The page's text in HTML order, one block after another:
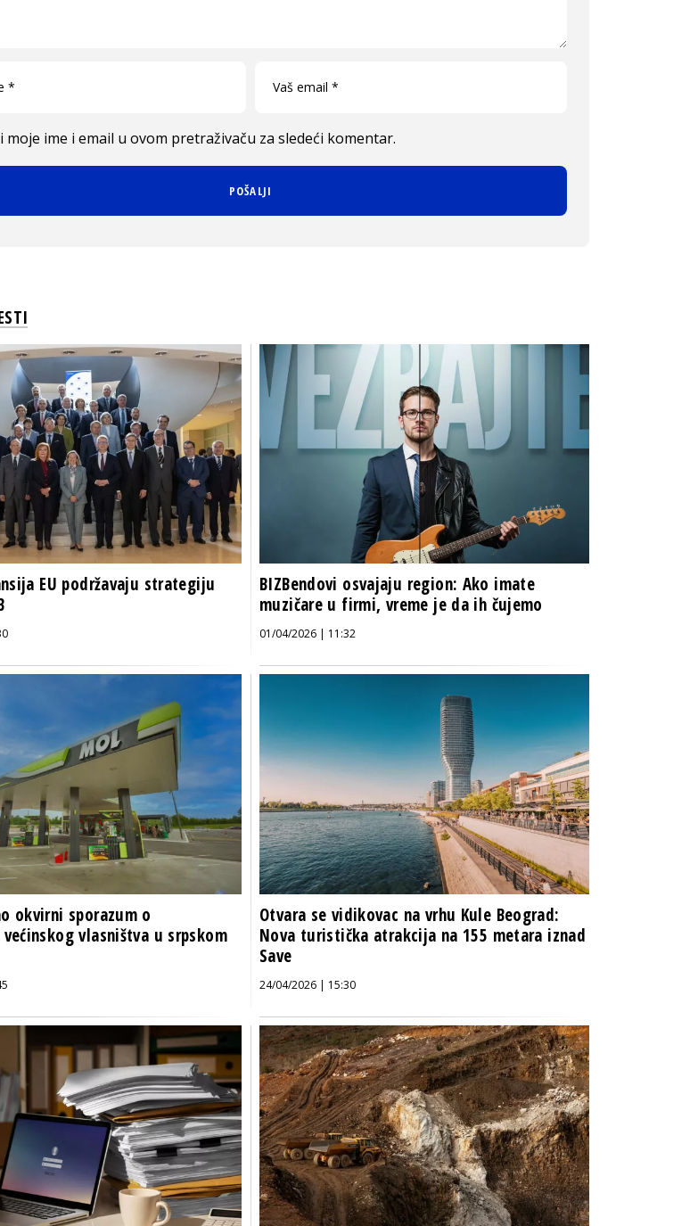
moje ime i email u ovom pretraživaču za sledeći komentar.
EU podržavaju strategiju
BIZBendovi osvajaju region: Ako imate
muzičare u firmi, vreme je da ih čujemo
01/04/2026 | 11:32
okvirni sporazum o
vlasništva u srpskom
Otvara se vidikovac na vrhu Kule Beograd:
Nova turistička atrakcija na 155 metara iznad
Save
24/04/2026 | 15:30